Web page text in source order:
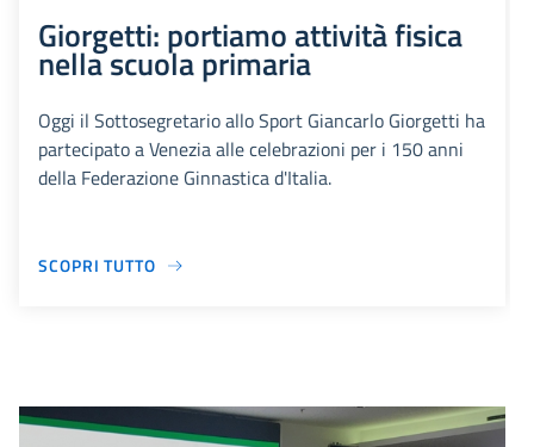
Giorgetti: portiamo attività fisica
nella scuola primaria
Oggi il Sottosegretario allo Sport Giancarlo Giorgetti ha
partecipato a Venezia alle celebrazioni per i 150 anni
della Federazione Ginnastica d'Italia.
SCOPRI TUTTO